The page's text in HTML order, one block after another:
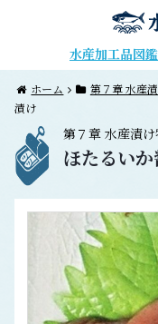
水産加工品図
ホーム 第７章 水産
漬け
第７章 水産漬
ほたるい